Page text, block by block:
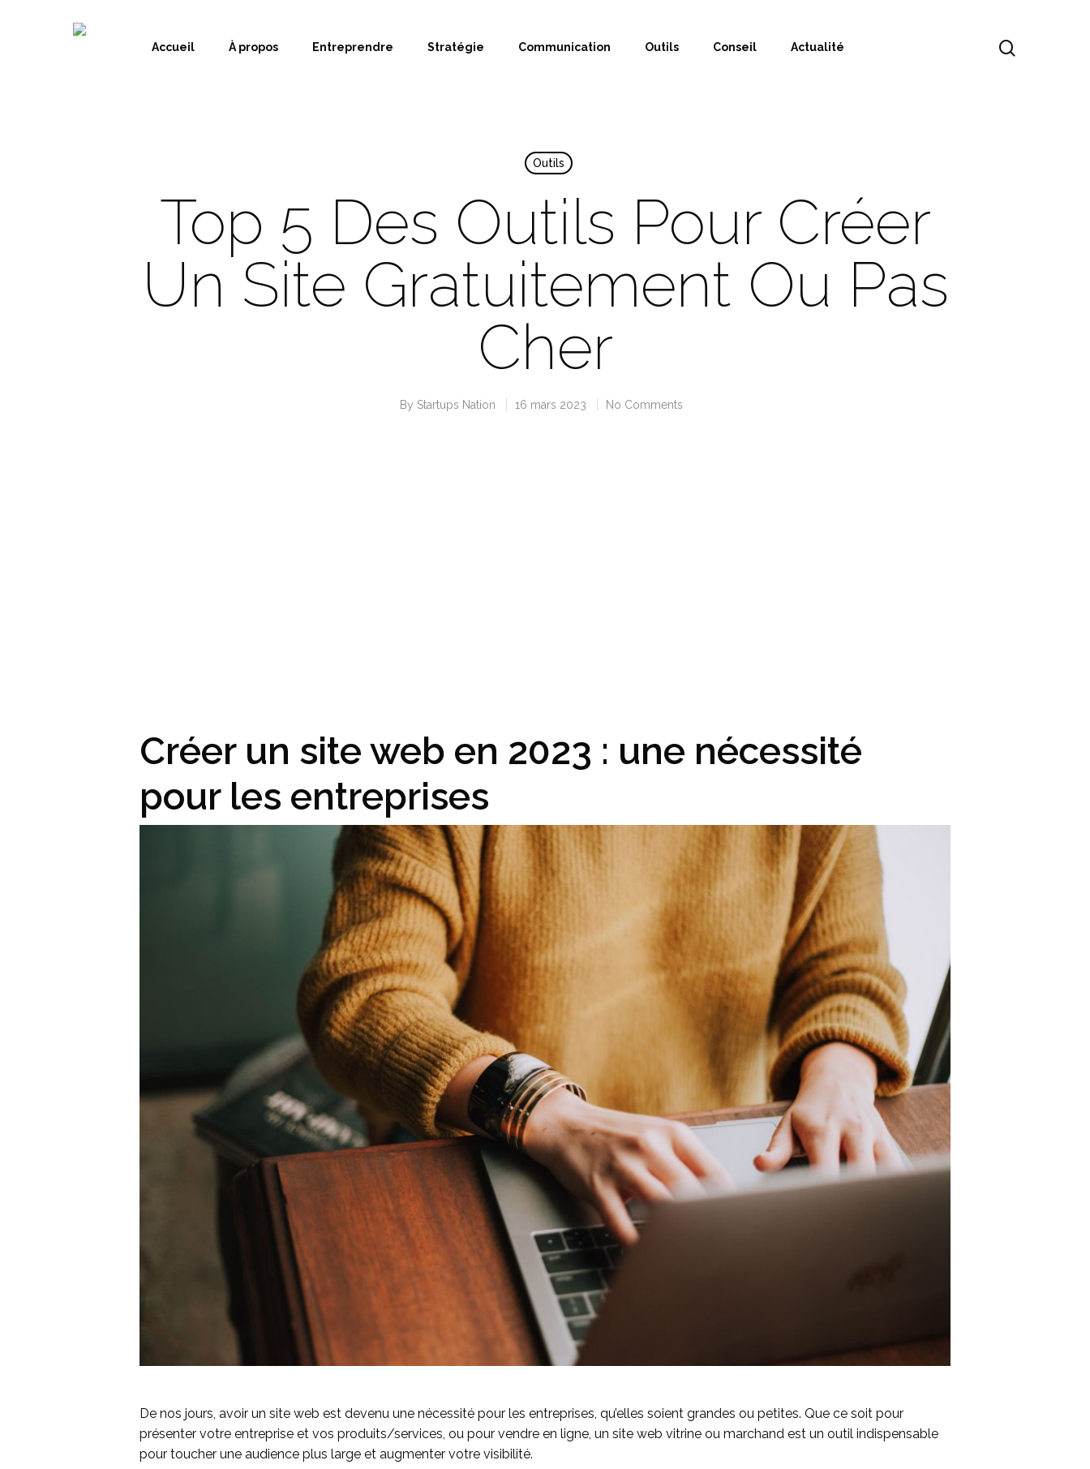
Accueil À propos Entreprendre Stratégie Communication Outils Conseil Actualité
Outils
Top 5 Des Outils Pour Créer
Un Site Gratuitement Ou Pas
Cher
By Startups Nation 16 mars 2023 No Comments
Créer un site web en 2023 : une nécessité
pour les entreprises
De nos jours, avoir un site web est devenu une nécessité pour les entreprises, qu’elles soient grandes ou petites. Que ce soit pour
présenter votre entreprise et vos produits/services, ou pour vendre en ligne, un site web vitrine ou marchand est un outil indispensable
pour toucher une audience plus large et augmenter votre visibilité.